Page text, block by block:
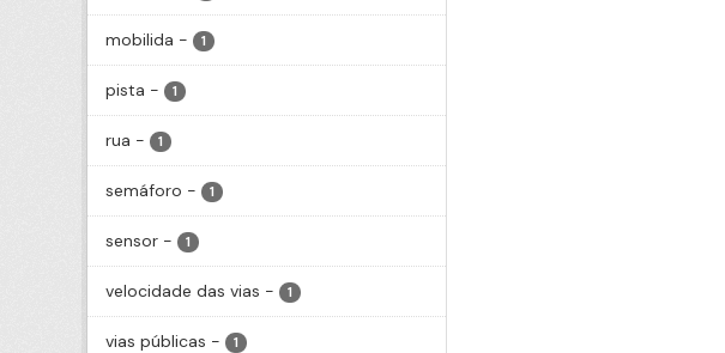
mobilida - 1
pista - 1
rua - 1
semáforo - 1
sensor - 1
velocidade das vias - 1
vias públicas - 1